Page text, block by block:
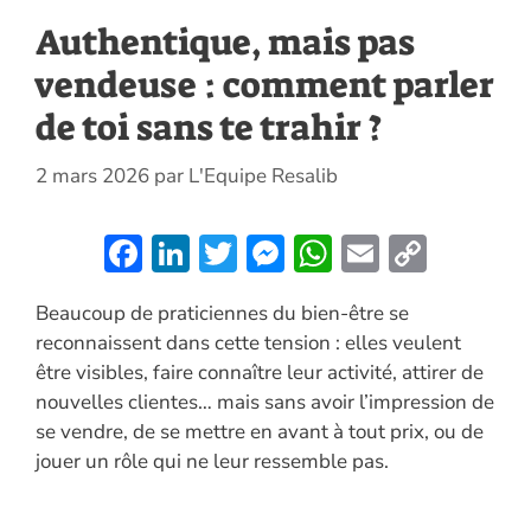
Authentique, mais pas
vendeuse : comment parler
de toi sans te trahir ?
2 mars 2026 par L'Equipe Resalib
F
e
b
o
o
k
Li
k
e
dI
n
T
itt
er
M
se
n
g
er
W
h
at
s
A
p
p
E
ai
l
p
y
Li
n
Beaucoup de praticiennes du bien-être se
reconnaissent dans cette tension : elles veulent
être visibles, faire connaître leur activité, attirer de
nouvelles clientes… mais sans avoir l’impression de
se vendre, de se mettre en avant à tout prix, ou de
jouer un rôle qui ne leur ressemble pas.